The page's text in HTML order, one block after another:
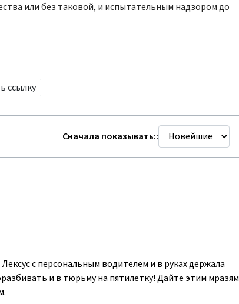
или без таковой, и испытательным надзором до
ссылку
Сначала показывать::
с персональным водителем и в руках держала
и в тюрьму на пятилетку! Дайте этим мразям